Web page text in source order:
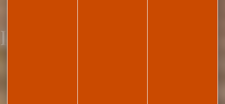
Loisirs sportifs indoor